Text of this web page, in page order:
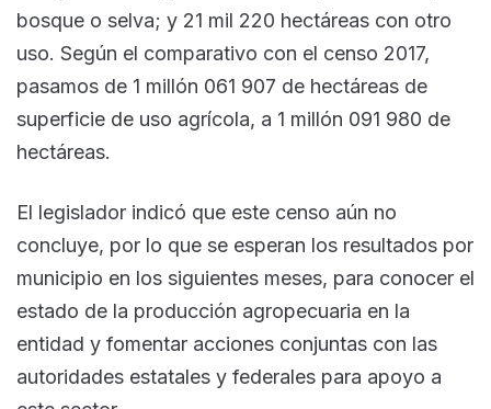
bosque o selva; y 21 mil 220 hectáreas con otro
uso. Según el comparativo con el censo 2017,
pasamos de 1 millón 061 907 de hectáreas de
superficie de uso agrícola, a 1 millón 091 980 de
hectáreas.
El legislador indicó que este censo aún no
concluye, por lo que se esperan los resultados por
municipio en los siguientes meses, para conocer el
estado de la producción agropecuaria en la
entidad y fomentar acciones conjuntas con las
autoridades estatales y federales para apoyo a